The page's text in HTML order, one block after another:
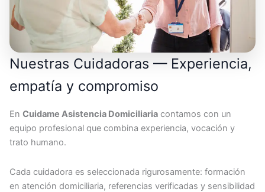
Nuestras Cuidadoras — Experiencia,
empatía y compromiso
En Cuidame Asistencia Domiciliaria contamos con un
equipo profesional que combina experiencia, vocación y
trato humano.
Cada cuidadora es seleccionada rigurosamente: formación
en atención domiciliaria, referencias verificadas y sensibilidad